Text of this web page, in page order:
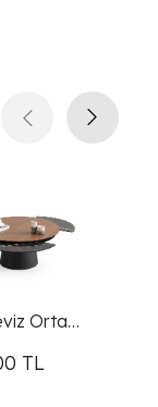
Orta
TL